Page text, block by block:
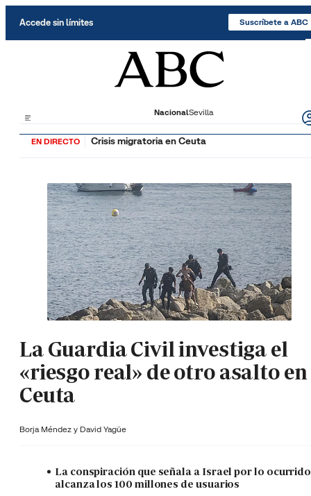
Accede sin límites Suscríbete a ABC
NacionalSevilla
EN DIRECTO Crisis migratoria en Ceuta
La Guardia Civil investiga el
«riesgo real» de otro asalto en
Ceuta
Borja Méndez y David Yagüe
La conspiración que señala a Israel por lo ocurrido
alcanza los 100 millones de usuarios